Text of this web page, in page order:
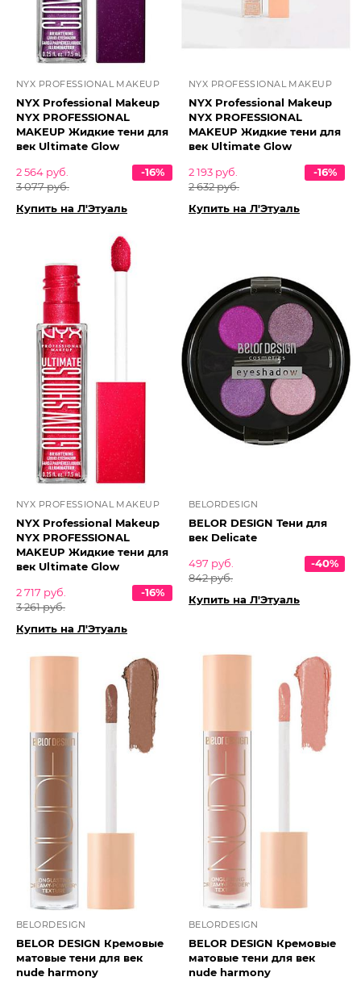
NYX PROFESSIONAL MAKEUP
NYX Professional Makeup
NYX PROFESSIONAL
MAKEUP Жидкие тени для
век Ultimate Glow
2 564 руб.
3 077 руб.
-16%
Купить на Л'Этуаль
NYX PROFESSIONAL MAKEUP
NYX Professional Makeup
NYX PROFESSIONAL
MAKEUP Жидкие тени для
век Ultimate Glow
2 193 руб.
2 632 руб.
-16%
Купить на Л'Этуаль
NYX PROFESSIONAL MAKEUP
NYX Professional Makeup
NYX PROFESSIONAL
MAKEUP Жидкие тени для
век Ultimate Glow
2 717 руб.
3 261 руб.
-16%
Купить на Л'Этуаль
BELORDESIGN
BELOR DESIGN Тени для
век Delicate
497 руб.
842 руб.
-40%
Купить на Л'Этуаль
BELORDESIGN
BELOR DESIGN Кремовые
матовые тени для век
nude harmony
BELORDESIGN
BELOR DESIGN Кремовые
матовые тени для век
nude harmony